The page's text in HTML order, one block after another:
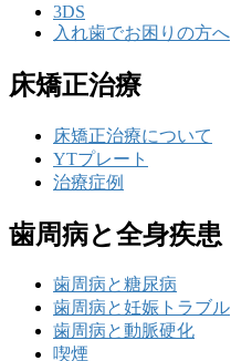
3DS
入れ歯でお困りの方へ
床矯正治療
床矯正治療について
YTプレート
治療症例
歯周病と全身疾患
歯周病と糖尿病
歯周病と妊娠トラブル
歯周病と動脈硬化
喫煙